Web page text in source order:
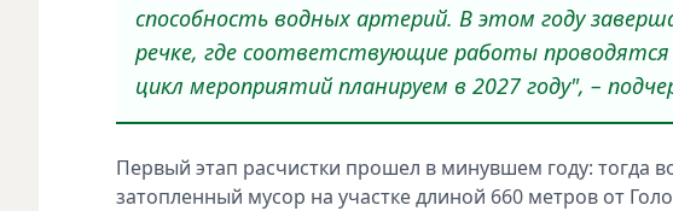
способность водных артерий. В этом году
речке, где соответствующие работы
цикл мероприятий планируем в 2027 году", –
Первый этап расчистки прошел в минувшем году: тогда
затопленный мусор на участке длиной 660 метров от